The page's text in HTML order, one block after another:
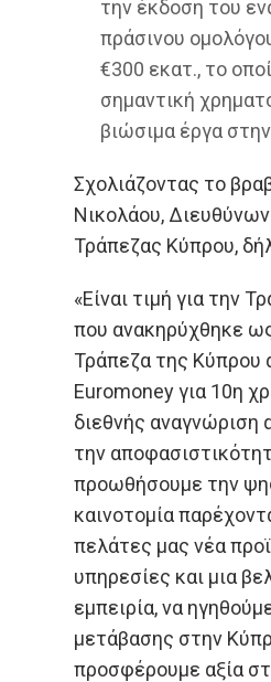
την έκδοση του
πράσινου
€300 εκατ., το
σημαντική
βιώσιμα έργα
Σχολιάζοντας το
Νικολάου,
Τράπεζας Κύπρου,
«Είναι τιμή για την
που ανακηρύχθηκε
Τράπεζα της Κύπρου
Euromoney για 10η
διεθνής αναγνώριση
την
προωθήσουμε την
καινοτομία
πελάτες μας νέα
υπηρεσίες και μια
εμπειρία, να
μετάβασης στην
προσφέρουμε αξία